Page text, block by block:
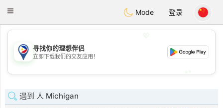
PhilippinesChat
Toggle
Mode 登录
💖
💕
寻找你的理想伴侣
立即下载我们的交友应用！
遇到 人 Michigan